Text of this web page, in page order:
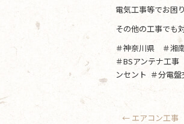
電気工事等でお困
その他の工事でも
＃神奈川県 ＃湘
＃BSアンテナ工
ンセント ＃分電
← エアコン工